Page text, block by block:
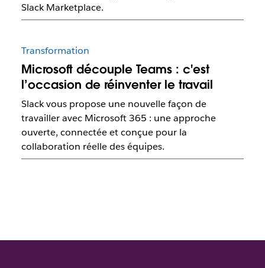
Slack Marketplace.
Transformation
Microsoft découple Teams : c'est
l’occasion de réinventer le travail
Slack vous propose une nouvelle façon de
travailler avec Microsoft 365 : une approche
ouverte, connectée et conçue pour la
collaboration réelle des équipes.